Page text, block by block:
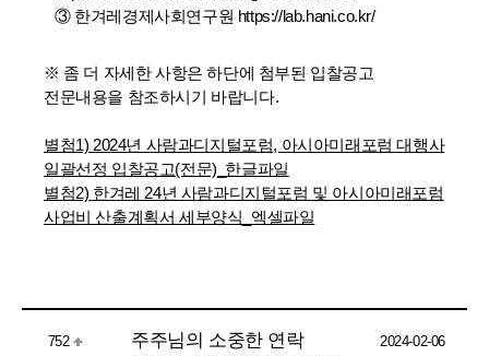
③ 한겨레경제사회연구원 https://lab.hani.co.kr/
※ 좀 더 자세한 사항은 하단에 첨부된 입찰공고
전문내용을 참조하시기 바랍니다.
별첨1) 2024년 사람과디지털포럼, 아시아미래포럼 대행사
일괄선정 입찰공고(전문)_한글파일
별첨2) 한겨레 24년 사람과디지털포럼 및 아시아미래포럼
사업비 산출계획서 세부양식_엑셀파일
752
주주님의 소중한 연락
2024-02-06